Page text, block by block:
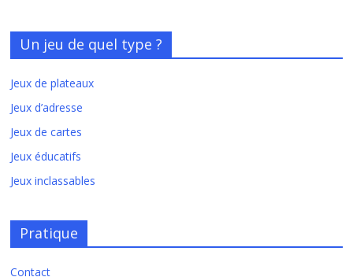
Un jeu de quel type ?
Jeux de plateaux
Jeux d’adresse
Jeux de cartes
Jeux éducatifs
Jeux inclassables
Pratique
Contact